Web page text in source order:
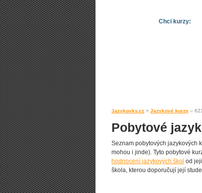
Chci kurzy:
Jazykovky.cz > Jazykové kurzy –
Pobytové
Seznam pobytových jazykových
mohou i jinde). Tyto pobytové
hodnocení jazykových škol od
škola, kterou doporučují její